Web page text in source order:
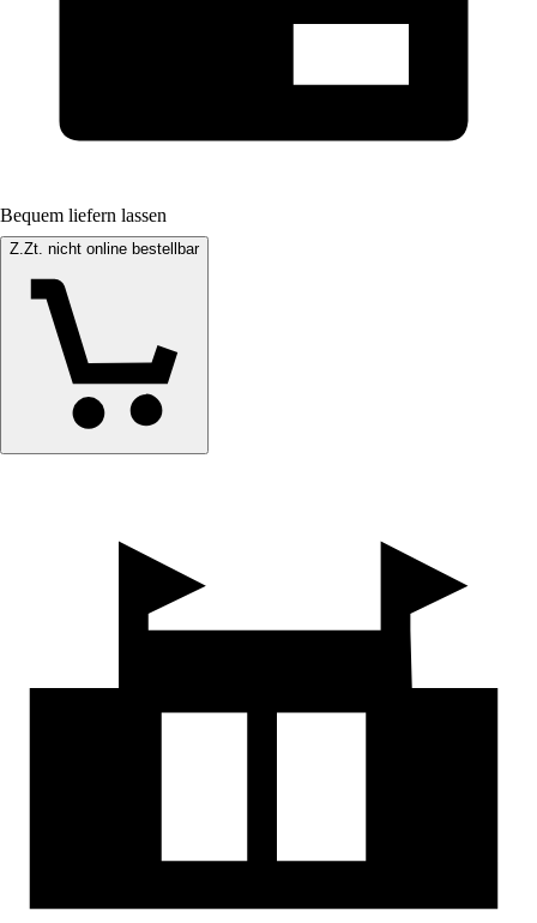
Bequem liefern lassen
Z.Zt. nicht online bestellbar